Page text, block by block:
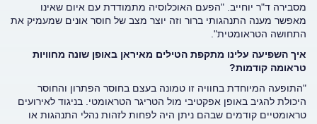
מסבירה ד"ר יוחייב. "הפעם האוכלוסיה מתמודדת עם איום שאינו
מאפשר מענה התנהגותי ברור וזה יוצר מצב של חוסר אונים שמעמיק את
התחושה הטראומטית".
איך השפיעה עלינו מתקפת הטילים מאיראן באופן שונה מחוויות
טראומה קודמות?
"התופעה המיוחדת בחוויה זו טמונה בעצם בחוסר הפתרון והחוסר
היכולת להגיב באופן אפקטיבי מול הטריגר הטראומטי. בניגוד לאירועים
טראומטיים קודמים שבהם ניתן היה לפחות לזהות נהלי התנהגות או